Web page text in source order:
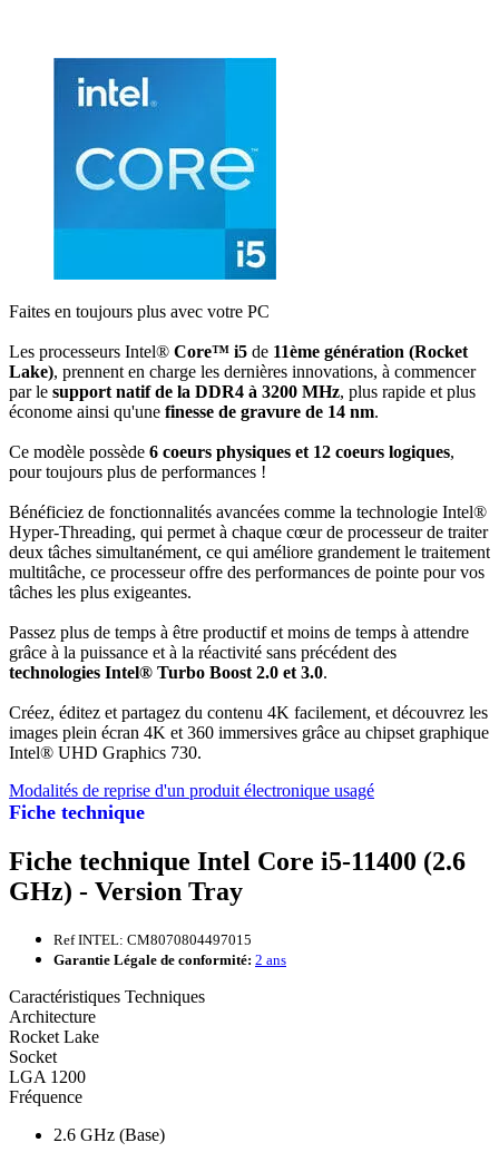
Fiche technique
Faites en toujours plus avec votre PC
Les processeurs Intel® Core™ i5 de 11ème génération (Rocket
Lake), prennent en charge les dernières innovations, à commencer
par le support natif de la DDR4 à 3200 MHz, plus rapide et plus
économe ainsi qu'une finesse de gravure de 14 nm.
Ce modèle possède 6 coeurs physiques et 12 coeurs logiques,
pour toujours plus de performances !
Bénéficiez de fonctionnalités avancées comme la technologie Intel®
Hyper-Threading, qui permet à chaque cœur de processeur de traiter
deux tâches simultanément, ce qui améliore grandement le traitement
multitâche, ce processeur offre des performances de pointe pour vos
tâches les plus exigeantes.
Passez plus de temps à être productif et moins de temps à attendre
grâce à la puissance et à la réactivité sans précédent des
technologies Intel® Turbo Boost 2.0 et 3.0.
Créez, éditez et partagez du contenu 4K facilement, et découvrez les
images plein écran 4K et 360 immersives grâce au chipset graphique
Intel® UHD Graphics 730.
Modalités de reprise d'un produit électronique usagé
Fiche technique Intel Core i5-11400 (2.6
GHz) - Version Tray
Ref INTEL: CM8070804497015
Garantie Légale de conformité: 2 ans
Caractéristiques Techniques
Architecture
Rocket Lake
Socket
LGA 1200
Fréquence
2.6 GHz (Base)